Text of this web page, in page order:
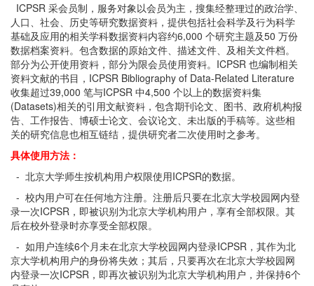
ICPSR 采会员制，服务对象以会员为主，搜集经整理过的政治学、
人口、社会、历史等研究数据资料，提供包括社会科学及行为科学
基础及应用的相关学科数据资料内容约6,000 个研究主题及50 万份
数据档案资料。包含数据的原始文件、描述文件、及相关文件档。
部分为公开使用资料，部分为限会员使用资料。ICPSR 也编制相关
资料文献的书目，ICPSR Bibliography of Data-Related Literature
收集超过39,000 笔与ICPSR 中4,500 个以上的数据资料集
(Datasets)相关的引用文献资料，包含期刊论文、图书、政府机构报
告、工作报告、博硕士论文、会议论文、未出版的手稿等。这些相
关的研究信息也相互链结，提供研究者二次使用时之参考。
具体使用方法：
- 北京大学师生按机构用户权限使用ICPSR的数据。
- 校内用户可在任何地方注册。注册后只要在北京大学校园网内登
录一次ICPSR，即被识别为北京大学机构用户，享有全部权限。其
后在校外登录时亦享受全部权限。
- 如用户连续6个月未在北京大学校园网内登录ICPSR，其作为北
京大学机构用户的身份将失效；其后，只要再次在北京大学校园网
内登录一次ICPSR，即再次被识别为北京大学机构用户，并保持6个